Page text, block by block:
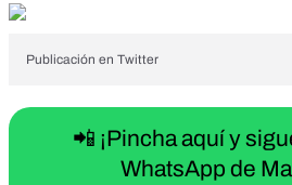
Publicación en Twitter
📲 ¡Pincha aquí y
WhatsApp de